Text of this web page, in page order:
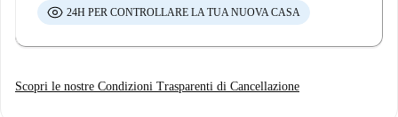
24H PER CONTROLLARE LA TUA NUOVA CASA
Scopri le nostre Condizioni Trasparenti di Cancellazione